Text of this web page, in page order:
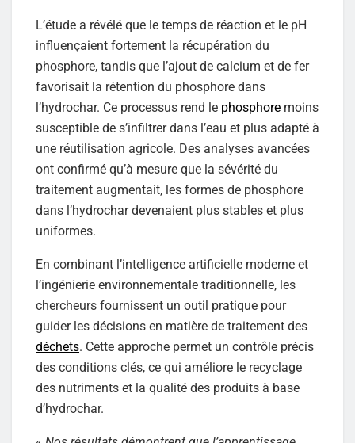
L’étude a révélé que le temps de réaction et le pH
influençaient fortement la récupération du
phosphore, tandis que l’ajout de calcium et de fer
favorisait la rétention du phosphore dans
l’hydrochar. Ce processus rend le phosphore moins
susceptible de s’infiltrer dans l’eau et plus adapté à
une réutilisation agricole. Des analyses avancées
ont confirmé qu’à mesure que la sévérité du
traitement augmentait, les formes de phosphore
dans l’hydrochar devenaient plus stables et plus
uniformes.
En combinant l’intelligence artificielle moderne et
l’ingénierie environnementale traditionnelle, les
chercheurs fournissent un outil pratique pour
guider les décisions en matière de traitement des
déchets. Cette approche permet un contrôle précis
des conditions clés, ce qui améliore le recyclage
des nutriments et la qualité des produits à base
d’hydrochar.